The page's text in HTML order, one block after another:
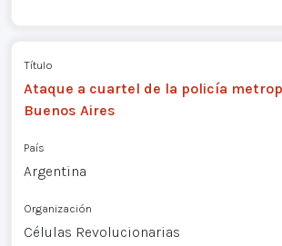
Título
Ataque a cuartel de la policía
Buenos Aires
País
Argentina
Organización
Células Revolucionarias